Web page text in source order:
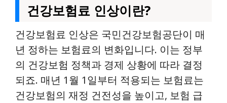
건강보험료 인상이란?
건강보험료 인상은 국민건강보험공단이 매
년 정하는 보험료의 변화입니다. 이는 정부
의 건강보험 정책과 경제 상황에 따라 결정
되죠. 매년 1월 1일부터 적용되는 보험료는
건강보험의 재정 건전성을 높이고, 보험 급